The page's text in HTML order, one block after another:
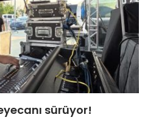
sürüyor!